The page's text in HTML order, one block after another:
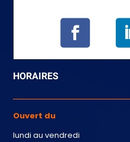
HORAIRES
Ouvert du
lundi au vendredi